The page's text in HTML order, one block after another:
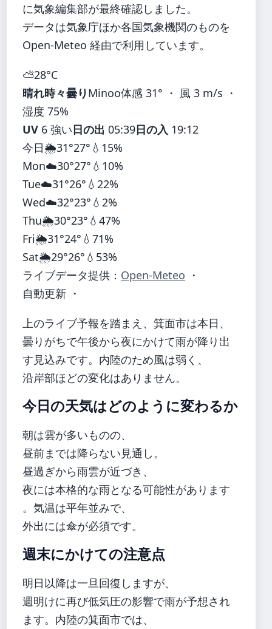
に気象編集部が最終確認しました。
データは気象庁ほか各国気象機関のものを
Open-Meteo 経由で利用しています。
⛅28°C
晴れ時々曇りMinoo体感 31° ・ 風 3 m/s ・
湿度 75%
UV 6 強い日の出 05:39日の入 19:12
今日🌦️31°27° 💧15%
Mon☁️30°27° 💧10%
Tue☁️31°26° 💧22%
Wed☁️32°23° 💧2%
Thu🌦️30°23° 💧47%
Fri🌦️31°24° 💧71%
Sat🌦️29°26° 💧53%
ライブデータ提供： Open-Meteo ・
自動更新 ・
上のライブ予報を踏まえ、箕面市は本日、
曇りがちで午後から夜にかけて雨が降り出
す見込みです。内陸のため風は弱く、
沿岸部ほどの変化はありません。
今日の天気はどのように変わるか
朝は雲が多いものの、
昼前までは降らない見通し。
昼過ぎから雨雲が近づき、
夜には本格的な雨となる可能性があります
。気温は平年並みで、
外出には傘が必須です。
週末にかけての注意点
明日以降は一旦回復しますが、
週明けに再び低気圧の影響で雨が予想され
ます。内陸の箕面市では、